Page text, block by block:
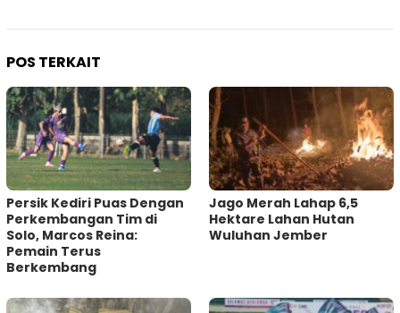
POS TERKAIT
Persik Kediri Puas Dengan
Perkembangan Tim di
Solo, Marcos ‎Reina:
Pemain Terus
Berkembang
Jago Merah Lahap 6,5
Hektare Lahan Hutan
Wuluhan Jember